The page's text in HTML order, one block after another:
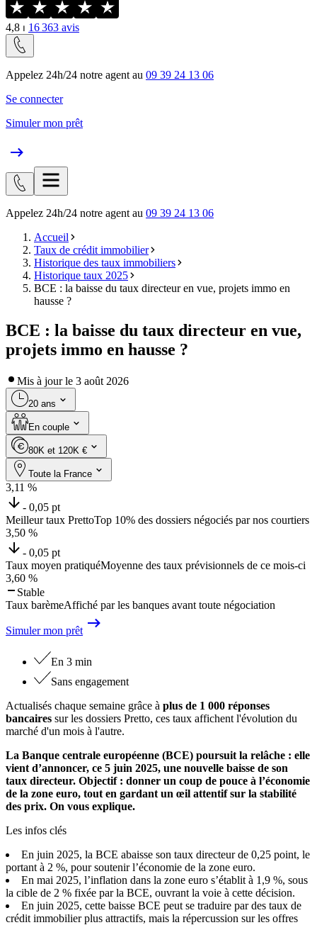
4,8 ⏐ 16 363 avis
Appelez 24h/24 notre agent au 09 39 24 13 06
Se connecter
Simuler mon prêt
Appelez 24h/24 notre agent au 09 39 24 13 06
Accueil
Taux de crédit immobilier
Historique des taux immobiliers
Historique taux 2025
BCE : la baisse du taux directeur en vue, projets immo en
hausse ?
BCE : la baisse du taux directeur en vue,
projets immo en hausse ?
Mis à jour le 3 août 2026
20 ans
En couple
80K et 120K €
Toute la France
3,11 %
- 0,05 pt
Meilleur taux PrettoTop 10% des dossiers négociés par nos courtiers
3,50 %
- 0,05 pt
Taux moyen pratiquéMoyenne des taux prévisionnels de ce mois-ci
3,60 %
Stable
Taux barèmeAffiché par les banques avant toute négociation
Simuler mon prêt
En 3 min
Sans engagement
Actualisés chaque semaine grâce à plus de 1 000 réponses
bancaires sur les dossiers Pretto, ces taux affichent l'évolution du
marché d'un mois à l'autre.
La Banque centrale européenne (BCE) poursuit la relâche : elle
vient d’annoncer, ce 5 juin 2025, une nouvelle baisse de son
taux directeur. Objectif : donner un coup de pouce à l’économie
de la zone euro, tout en gardant un œil attentif sur la stabilité
des prix. On vous explique.
Les infos clés
En juin 2025, la BCE abaisse son taux directeur de 0,25 point, le
portant à 2 %, pour soutenir l’économie de la zone euro.
En mai 2025, l’inflation dans la zone euro s’établit à 1,9 %, sous
la cible de 2 % fixée par la BCE, ouvrant la voie à cette décision.
En juin 2025, cette baisse BCE peut se traduire par des taux de
crédit immobilier plus attractifs, mais la répercussion sur les offres